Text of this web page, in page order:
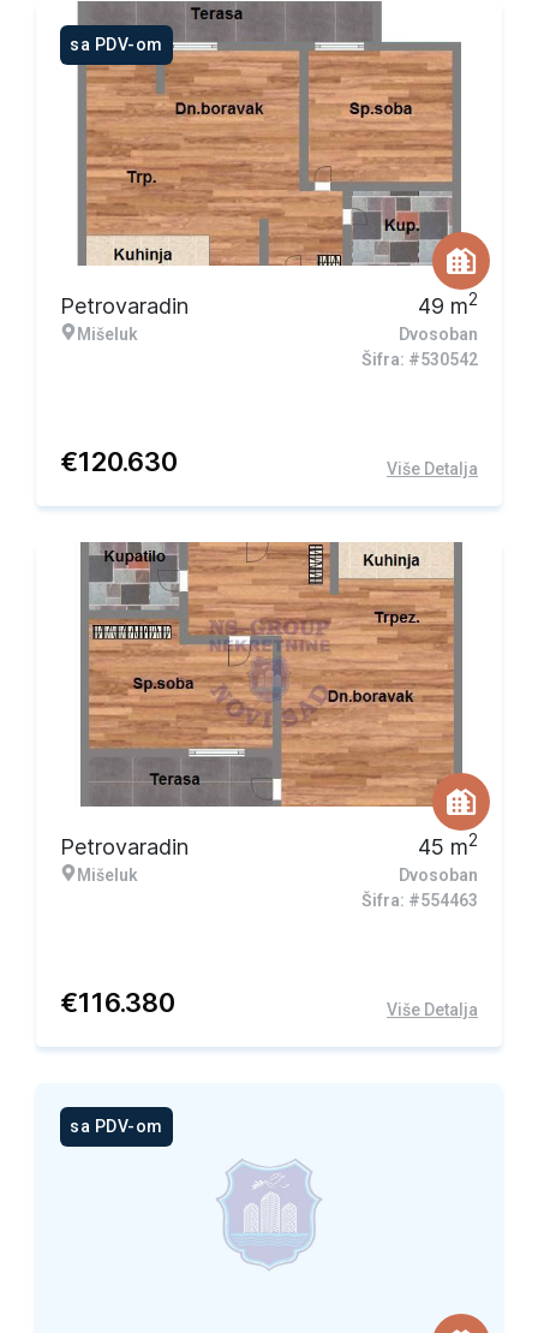
sa PDV-om
Petrovaradin
Mišeluk
49 m2
Dvosoban
Šifra: #530542
€120.630 Više Detalja
Petrovaradin
Mišeluk
45 m2
Dvosoban
Šifra: #554463
€116.380 Više Detalja
sa PDV-om